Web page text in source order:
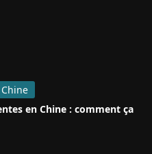
en Chine : comment ça